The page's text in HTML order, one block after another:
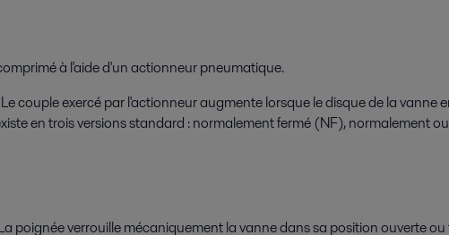
à l'aide d'un actionneur pneumatique.
couple exercé par l'actionneur augmente lorsque le disque de la vanne
en trois versions standard : normalement fermé (NF), normalement
poignée verrouille mécaniquement la vanne dans sa position ouverte ou